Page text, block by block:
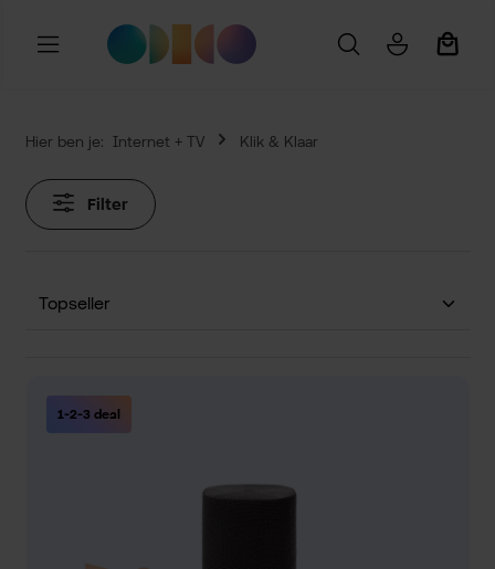
Ga naar de hoofdinhoud
Hier ben je: Internet + TV Klik & Klaar
Filter
1-2-3 deal